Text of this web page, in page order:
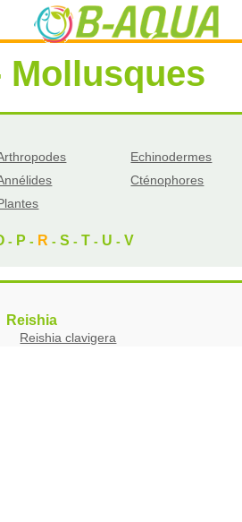
Mollusques
Echinodermes
Cténophores
- P - R -S -T - U -V
Reishia
Reishia clavigera